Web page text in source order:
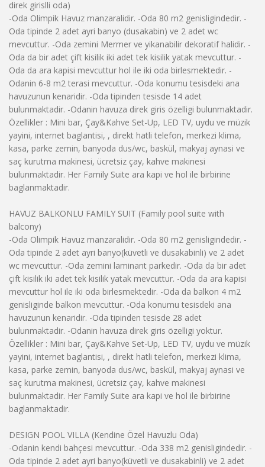
direk girislli oda)
-Oda Olimpik Havuz manzaralidir. -Oda 80 m2 genisligindedir. -
Oda tipinde 2 adet ayri banyo (dusakabin) ve 2 adet wc
mevcuttur. -Oda zemini Mermer ve yikanabilir dekoratif halidir. -
Oda da bir adet çift kisilik iki adet tek kisilik yatak mevcuttur. -
Oda da ara kapisi mevcuttur hol ile iki oda birlesmektedir. -
Odanin 6-8 m2 terasi mevcuttur. -Oda konumu tesisdeki ana
havuzunun kenaridir. -Oda tipinden tesisde 14 adet
bulunmaktadir. -Odanin havuza direk giris özelligi bulunmaktadir.
Özellikler : Mini bar, Çay&Kahve Set-Up, LED TV, uydu ve müzik
yayini, internet baglantisi, , direkt hatli telefon, merkezi klima,
kasa, parke zemin, banyoda dus/wc, baskül, makyaj aynasi ve
saç kurutma makinesi, ücretsiz çay, kahve makinesi
bulunmaktadir. Her Family Suite ara kapi ve hol ile birbirine
baglanmaktadir.
HAVUZ BALKONLU FAMILY SUIT (Family pool suite with
balcony)
-Oda Olimpik Havuz manzaralidir. -Oda 80 m2 genisligindedir. -
Oda tipinde 2 adet ayri banyo(küvetli ve dusakabinli) ve 2 adet
wc mevcuttur. -Oda zemini laminant parkedir. -Oda da bir adet
çift kisilik iki adet tek kisilik yatak mevcuttur. -Oda da ara kapisi
mevcuttur hol ile iki oda birlesmektedir. -Oda da balkon 4 m2
genisliginde balkon mevcuttur. -Oda konumu tesisdeki ana
havuzunun kenaridir. -Oda tipinden tesisde 28 adet
bulunmaktadir. -Odanin havuza direk giris özelligi yoktur.
Özellikler : Mini bar, Çay&Kahve Set-Up, LED TV, uydu ve müzik
yayini, internet baglantisi, , direkt hatli telefon, merkezi klima,
kasa, parke zemin, banyoda dus/wc, baskül, makyaj aynasi ve
saç kurutma makinesi, ücretsiz çay, kahve makinesi
bulunmaktadir. Her Family Suite ara kapi ve hol ile birbirine
baglanmaktadir.
DESIGN POOL VILLA (Kendine Özel Havuzlu Oda)
-Odanin kendi bahçesi mevcuttur. -Oda 338 m2 genisligindedir. -
Oda tipinde 2 adet ayri banyo(küvetli ve dusakabinli) ve 2 adet